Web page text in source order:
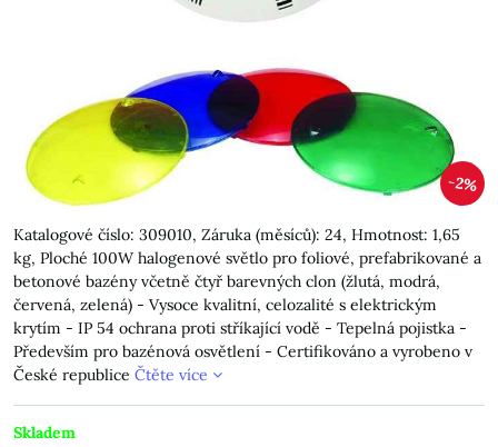
2%
Katalogové číslo: 309010, Záruka (měsíců): 24, Hmotnost: 1,65
kg, Ploché 100W halogenové světlo pro foliové, prefabrikované a
betonové bazény včetně čtyř barevných clon (žlutá, modrá,
červená, zelená) - Vysoce kvalitní, celozalité s elektrickým
krytím - IP 54 ochrana proti stříkající vodě - Tepelná pojistka -
Především pro bazénová osvětlení - Certifikováno a vyrobeno v
České republice Čtěte více
Skladem